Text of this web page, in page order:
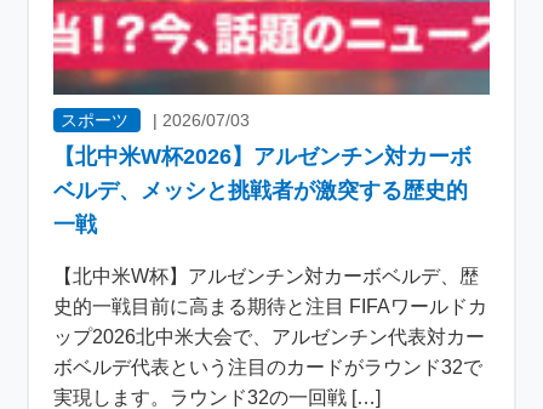
スポーツ | 2026/07/03
【北中米W杯2026】アルゼンチン対カーボ
ベルデ、メッシと挑戦者が激突する歴史的
一戦
【北中米W杯】アルゼンチン対カーボベルデ、歴
史的一戦目前に高まる期待と注目 FIFAワールドカ
ップ2026北中米大会で、アルゼンチン代表対カー
ボベルデ代表という注目のカードがラウンド32で
実現します。ラウンド32の一回戦 […]